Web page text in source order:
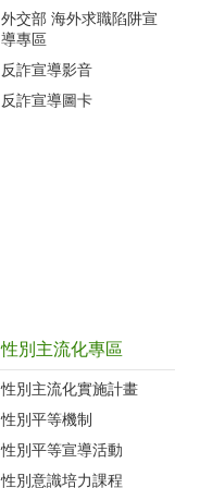
外交部 海外求職陷阱宣
導專區
反詐宣導影音
反詐宣導圖卡
性別主流化專區
性別主流化實施計畫
性別平等機制
性別平等宣導活動
性別意識培力課程